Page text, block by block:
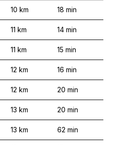
10 km 18 min
11 km 14 min
11 km 15 min
12 km 16 min
12 km 20 min
13 km 20 min
13 km 62 min